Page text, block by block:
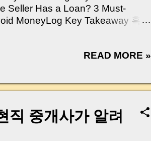
Seller Has a Loan? 3 Must-
MoneyLog Key Takeaway 혹시
가 중개 현장에서 겪었던 일입니
데 왜 내 통장으로 안 들어오죠?”
은 ‘구조’를 몰라서 생기는 걱정입
니다. 이 글 하나만 제대로 이해
마지막 퍼즐” 이 될 수 있습니다. |
READ MORE »
직 중개사가 알려